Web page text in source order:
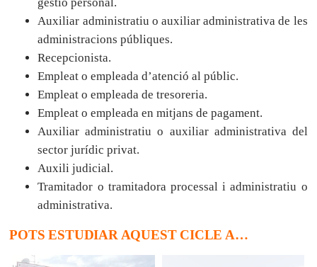
Auxiliar administratiu o auxiliar administrativa de les
administracions públiques.
Recepcionista.
Empleat o empleada d’atenció al públic.
Empleat o empleada de tresoreria.
Empleat o empleada en mitjans de pagament.
Auxiliar administratiu o auxiliar administrativa del
sector jurídic privat.
Auxili judicial.
Tramitador o tramitadora processal i administratiu o
administrativa.
POTS ESTUDIAR AQUEST CICLE A…